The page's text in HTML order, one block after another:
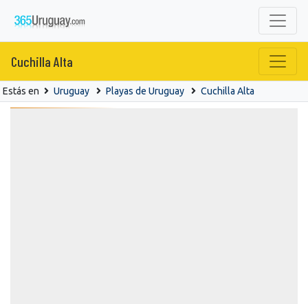
Cuchilla Alta
Estás en Uruguay Playas de Uruguay Cuchilla Alta